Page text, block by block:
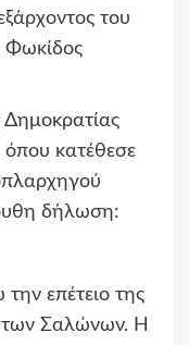
του
Φωκίδος
Δημοκρατίας
όπου κατέθεσε
δήλωση:
επέτειο της
των Σαλώνων. Η